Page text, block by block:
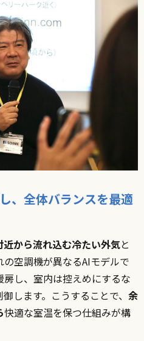
、全体バランスを最適
近から流れ込む冷たい外気と
の空調機が異なるAIモデルで
し、室内は控えめにするな
します。こうすることで、 余
快適な室温を保つ仕組みが構